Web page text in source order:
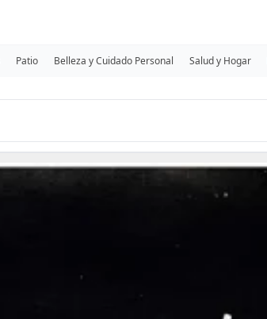
Patio Belleza y Cuidado Personal Salud y Hogar